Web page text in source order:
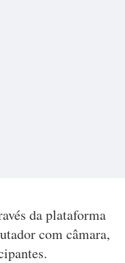
da plataforma
com câmara,